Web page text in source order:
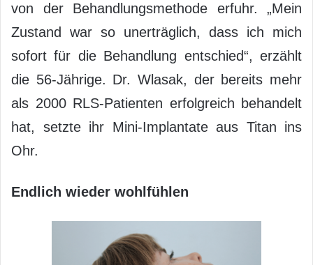
von der Behandlungsmethode erfuhr. „Mein
Zustand war so unerträglich, dass ich mich
sofort für die Behandlung entschied“, erzählt
die 56-Jährige. Dr. Wlasak, der bereits mehr
als 2000 RLS-Patienten erfolgreich behandelt
hat, setzte ihr Mini-Implantate aus Titan ins
Ohr.
Endlich wieder wohlfühlen